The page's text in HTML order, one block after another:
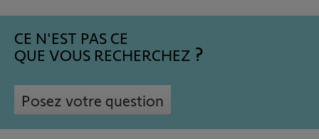
CE N'EST PAS CE
QUE VOUS RECHERCHEZ
Posez votre question